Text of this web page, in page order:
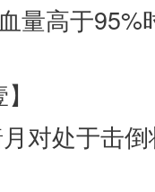
高于95%
对处于击